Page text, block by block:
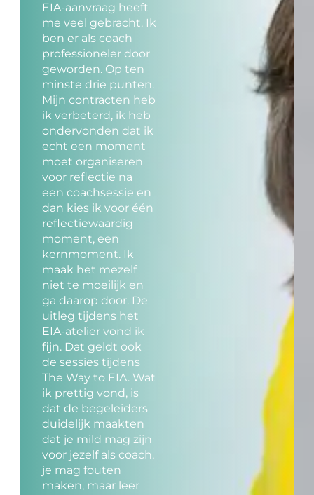
EIA-aanvraag heeft
me veel gebracht. Ik
ben er als coach
professioneler door
geworden. Op ten
minste drie punten.
Mijn contracten heb
ik verbeterd, ik heb
ondervonden dat ik
echt een moment
moet organiseren
voor reflectie na
een coachsessie en
dan kies ik voor één
reflectiewaardig
moment, een
kernmoment. Ik
maak het mezelf
niet te moeilijk en
ga daarop door. De
uitleg tijdens het
EIA-atelier vond ik
fijn. Dat geldt ook
de sessies tijdens
The Way to EIA. Wat
ik prettig vond, is
dat de begeleiders
duidelijk maakten
dat je mild mag zijn
voor jezelf als coach,
je mag fouten
maken, maar leer